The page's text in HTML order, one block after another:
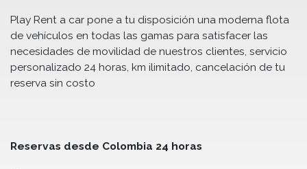
Play Rent a car pone a tu disposición una moderna flota
de vehículos en todas las gamas para satisfacer las
necesidades de movilidad de nuestros clientes, servicio
personalizado 24 horas, km ilimitado, cancelación de tu
reserva sin costo
Reservas desde Colombia 24 horas